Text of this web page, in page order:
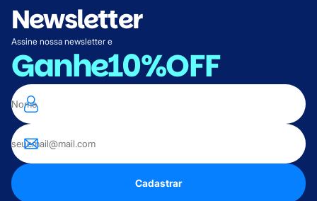
Newsletter
Assine nossa newsletter e
Ganhe10%OFF
Cadastrar